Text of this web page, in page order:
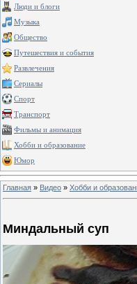
Люди и блоги
Музыка
Общество
Путешествия и события
Развлечения
Сериалы
Спорт
Транспорт
Фильмы и анимация
Хобби и образование
Юмор
Главная » Видео » Хобби и
Миндальный суп